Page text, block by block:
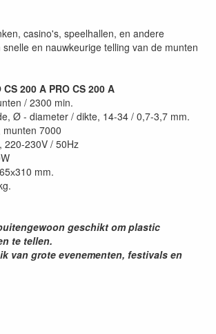
casino's, speelhallen, en andere
en nauwkeurige telling van de munten
200 A PRO CS 200 A
/ 2300 min.
Ø - diameter / dikte, 14-34 / 0,7-3,7 mm.
7000
220-230V / 50Hz
mm.
geschikt om plastic
te tellen.
van grote evenementen, festivals en